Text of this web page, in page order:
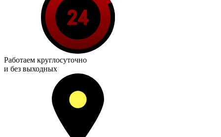
Работаем круглосуточно
и без выходных